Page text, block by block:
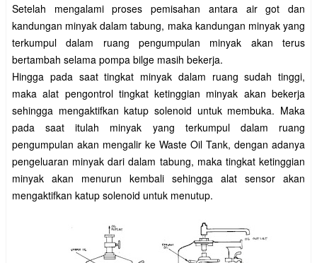
Setelah mengalami proses pemisahan antara air got dan
kandungan minyak dalam tabung, maka kandungan minyak yang
terkumpul dalam ruang pengumpulan minyak akan terus
bertambah selama pompa bilge masih bekerja.
Hingga pada saat tingkat minyak dalam ruang sudah tinggi,
maka alat pengontrol tingkat ketinggian minyak akan bekerja
sehingga mengaktifkan katup solenoid untuk membuka. Maka
pada saat itulah minyak yang terkumpul dalam ruang
pengumpulan akan mengalir ke Waste Oil Tank, dengan adanya
pengeluaran minyak dari dalam tabung, maka tingkat ketinggian
minyak akan menurun kembali sehingga alat sensor akan
mengaktifkan katup solenoid untuk menutup.